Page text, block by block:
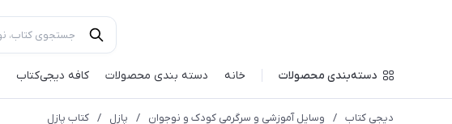
دسته‌بندی محصولات خانه دسته بندی محصولات کافه‌ دیجی‌کتاب
دیجی کتاب / وسایل آموزشی و سرگرمی کودک و نوجوان / پازل / کتاب پازل